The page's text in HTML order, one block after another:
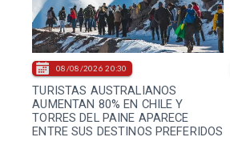
TURISTAS AUSTRALIANOS
AUMENTAN 80% EN CHILE Y
TORRES DEL PAINE APARECE
ENTRE SUS DESTINOS PREFERIDOS
08/08/2026 20:30